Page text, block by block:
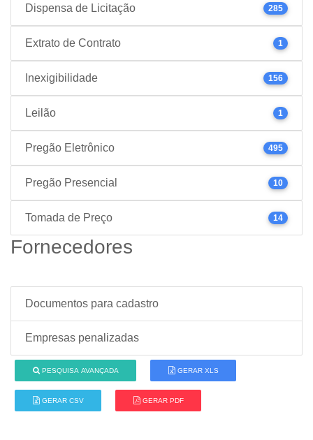
Dispensa de Licitação 285
Extrato de Contrato 1
Inexigibilidade 156
Leilão 1
Pregão Eletrônico 495
Pregão Presencial 10
Tomada de Preço 14
Fornecedores
Documentos para cadastro
Empresas penalizadas
PESQUISA AVANÇADA GERAR XLS
GERAR CSV GERAR PDF